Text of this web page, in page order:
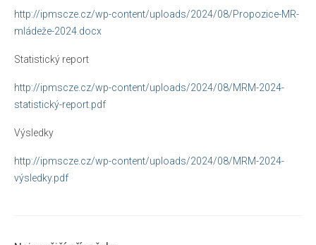
Reportáže
Jak se stát členem IPMS CZE
Ke stažení
Zahraniční kluby
http://ipmscze.cz/wp-content/uploads/2024/08/Propozice-MR-
mládeže-2024.docx
Statistický report
http://ipmscze.cz/wp-content/uploads/2024/08/MRM-2024-
statistický-report.pdf
Výsledky
http://ipmscze.cz/wp-content/uploads/2024/08/MRM-2024-
výsledky.pdf